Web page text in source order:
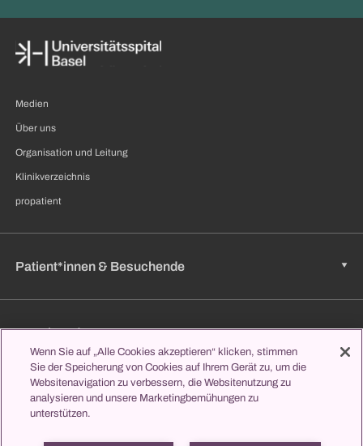
Medien
Über uns
Organisation und Leitung
Klinikverzeichnis
propatient
Patient*innen & Besuchende
Zuweisende
Jobs & Karriere
Wenn Sie auf „Alle Cookies akzeptieren“ klicken, stimmen
Sie der Speicherung von Cookies auf Ihrem Gerät zu, um die
Websitenavigation zu verbessern, die Websitenutzung zu
analysieren und unsere Marketingbemühungen zu
unterstützen.